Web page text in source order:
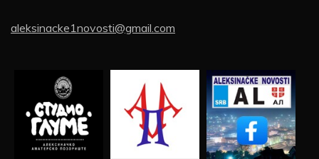
aleksinacke1novosti@gmail.com